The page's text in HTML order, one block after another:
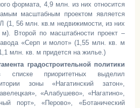
формата, 4,9 млн. из них относится
масштабным проектом является
(1, 56 млн. кв.м недвижимости, из них
Второй по масштабности проект –
«Серп и молот» (1,55 млн. кв. м
млн. кв. м придется на жилье.)
градостроительной политики
приоритетных выделил
зоны «Нагатинский затон»,
«Алабушево», «Нагатино»,
порт», «Перово», «Ботанический